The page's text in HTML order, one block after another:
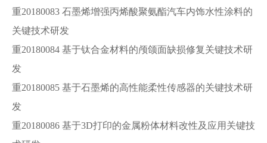
重20180083 石墨烯增强丙烯酸聚氨酯汽车内饰水性涂料的
关键技术研发
重20180084 基于钛合金材料的颅颌面缺损修复关键技术研
发
重20180085 基于石墨烯的高性能柔性传感器的关键技术研
发
重20180086 基于3D打印的金属粉体材料改性及应用关键技